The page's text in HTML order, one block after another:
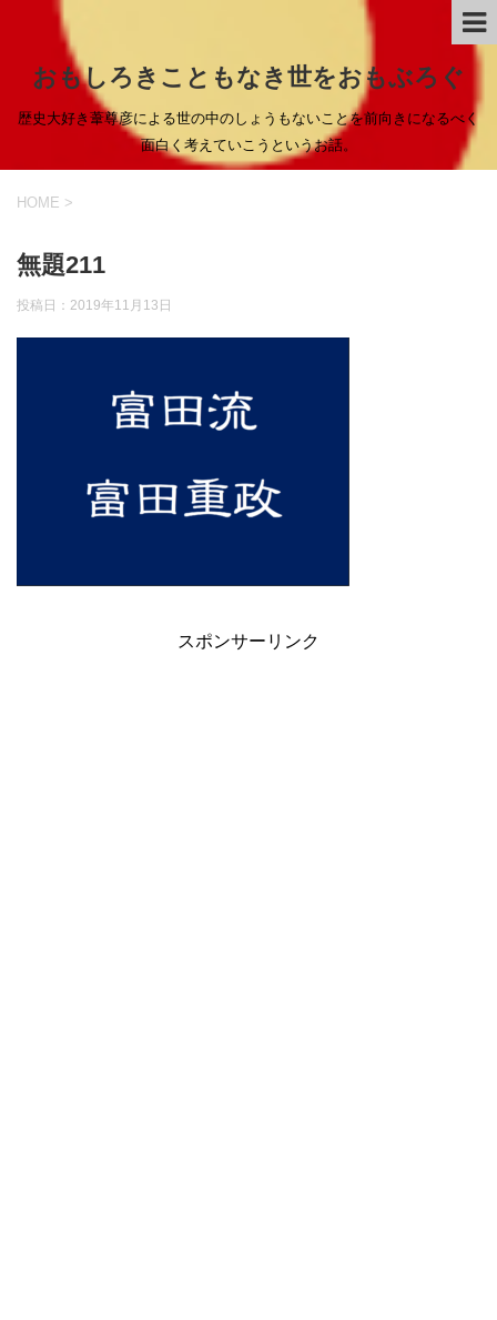
おもしろきこともなき世をおもぶろぐ
歴史大好き葦尊彦による世の中のしょうもないことを前向きになるべく
面白く考えていこうというお話。
HOME >
無題211
投稿日： 2019年11月13日
スポンサーリンク